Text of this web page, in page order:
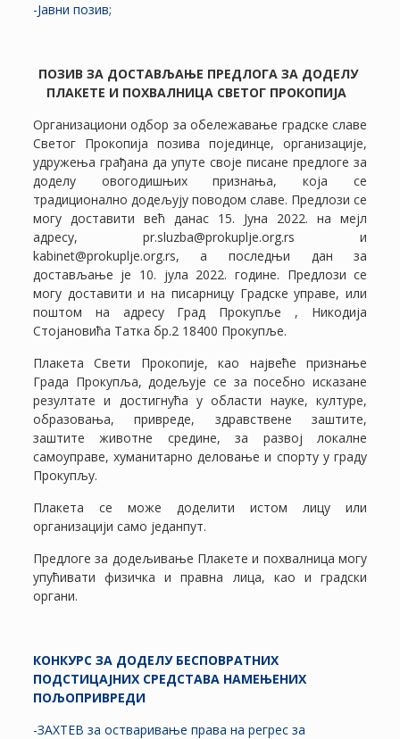
-Јавни позив;
ПОЗИВ ЗА ДОСТАВЉАЊЕ ПРЕДЛОГА ЗА ДОДЕЛУ
ПЛАКЕТЕ И ПОХВАЛНИЦА СВЕТОГ ПРОКОПИЈА
Организациони одбор за обележавање градске славе
Светог Прокопија позива појединце, организације,
удружења грађана да упуте своје писане предлоге за
доделу овогодишњих признања, која се
традиционално додељују поводом славе. Предлози се
могу доставити већ данас 15. Јуна 2022. на мејл
адресу, pr.sluzba@prokuplje.org.rs и
kabinet@prokuplje.org.rs, а последњи дан за
достављање је 10. јула 2022. године. Предлози се
могу доставити и на писарницу Градске управе, или
поштом на адресу Град Прокупље , Никодија
Стојановића Татка бр.2 18400 Прокупље.
Плакета Свети Прокопије, као највеће признање
Града Прокупља, додељује се за посебно исказане
резултате и достигнућа у области науке, културе,
образовања, привреде, здравствене заштите,
заштите животне средине, за развој локалне
самоуправе, хуманитарно деловање и спорту у граду
Прокупљу.
Плакета се може доделити истом лицу или
организацији само једанпут.
Предлоге за додељивање Плакете и похвалница могу
упућивати физичка и правна лица, као и градски
органи.
КОНКУРС ЗА ДОДЕЛУ БЕСПОВРАТНИХ
ПОДСТИЦАЈНИХ СРЕДСТАВА НАМЕЊЕНИХ
ПОЉОПРИВРЕДИ
-ЗАХТЕВ за остваривање права на регрес за